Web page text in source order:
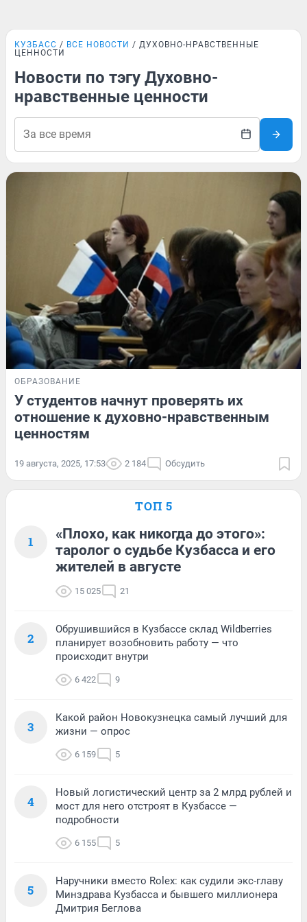
КУЗБАСС ВСЕ НОВОСТИ
ДУХОВНО-НРАВСТВЕННЫЕ
ЦЕННОСТИ
Новости по тэгу Духовно-
нравственные ценности
ОБРАЗОВАНИЕ
У студентов начнут проверять их
отношение к духовно-нравственным
ценностям
19 августа, 2025, 17:53 2 184 Обсудить
ТОП 5
1
«Плохо, как никогда до этого»:
таролог о судьбе Кузбасса и его
жителей в августе
15 025 21
2
Обрушившийся в Кузбассе склад Wildberries
планирует возобновить работу — что
происходит внутри
6 422 9
3
Какой район Новокузнецка самый лучший для
жизни — опрос
6 159 5
4
Новый логистический центр за 2 млрд рублей и
мост для него отстроят в Кузбассе —
подробности
6 155 5
5
Наручники вместо Rolex: как судили экс-главу
Минздрава Кузбасса и бывшего миллионера
Дмитрия Беглова